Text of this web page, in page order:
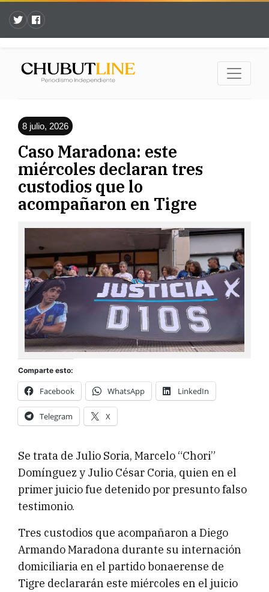
8 julio, 2026
Caso Maradona: este
miércoles declaran tres
custodios que lo
acompañaron en Tigre
Comparte esto:
Facebook WhatsApp LinkedIn
Telegram X
Se trata de Julio Soria, Marcelo “Chori”
Domínguez y Julio César Coria, quien en el
primer juicio fue detenido por presunto falso
testimonio.
Tres custodios que acompañaron a Diego
Armando Maradona durante su internación
domiciliaria en el partido bonaerense de
Tigre declararán este miércoles en el juicio